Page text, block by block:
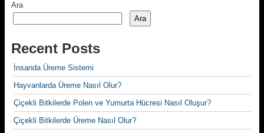
Ara
Ara
Recent Posts
İnsanda Üreme Sistemi
Hayvanlarda Üreme Nasıl Olur?
Çiçekli Bitkilerde Polen ve Yumurta Hücresi Nasıl Oluşur?
Çiçekli Bitkilerde Üreme Nasıl Olur?